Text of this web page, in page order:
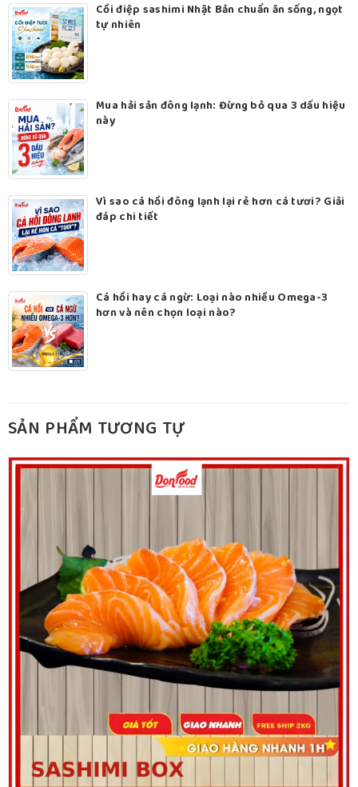
Cồi điệp sashimi Nhật Bản chuẩn ăn sống, ngọt
tự nhiên
Mua hải sản đông lạnh: Đừng bỏ qua 3 dấu hiệu
này
Vì sao cá hồi đông lạnh lại rẻ hơn cá tươi? Giải
đáp chi tiết
Cá hồi hay cá ngừ: Loại nào nhiều Omega-3
hơn và nên chọn loại nào?
SẢN PHẨM TƯƠNG TỰ